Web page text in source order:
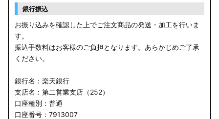
銀行振込
お振り込みを確認した上でご注文商品の発送・加工を行いま
す。
振込手数料はお客様のご負担となります。あらかじめご了承
ください。
銀行名：楽天銀行
支店名：第二営業支店（252）
口座種別：普通
口座番号：7913007